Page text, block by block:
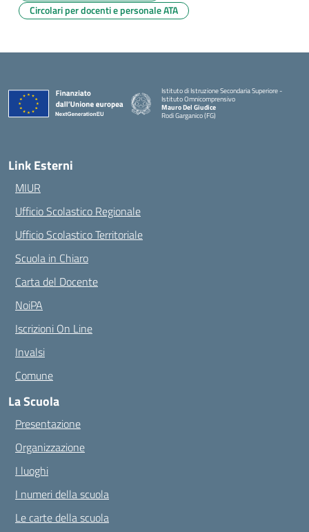
Circolari per docenti e personale ATA
Istituto di Istruzione Secondaria Superiore -
Istituto Omnicomprensivo
Mauro Del Giudice
Rodi Garganico (FG)
— Visita la pagina iniziale della scuola
Link Esterni
MIUR
Ufficio Scolastico Regionale
Ufficio Scolastico Territoriale
Scuola in Chiaro
Carta del Docente
NoiPA
Iscrizioni On Line
Invalsi
Comune
La Scuola
Presentazione
Organizzazione
I luoghi
I numeri della scuola
Le carte della scuola